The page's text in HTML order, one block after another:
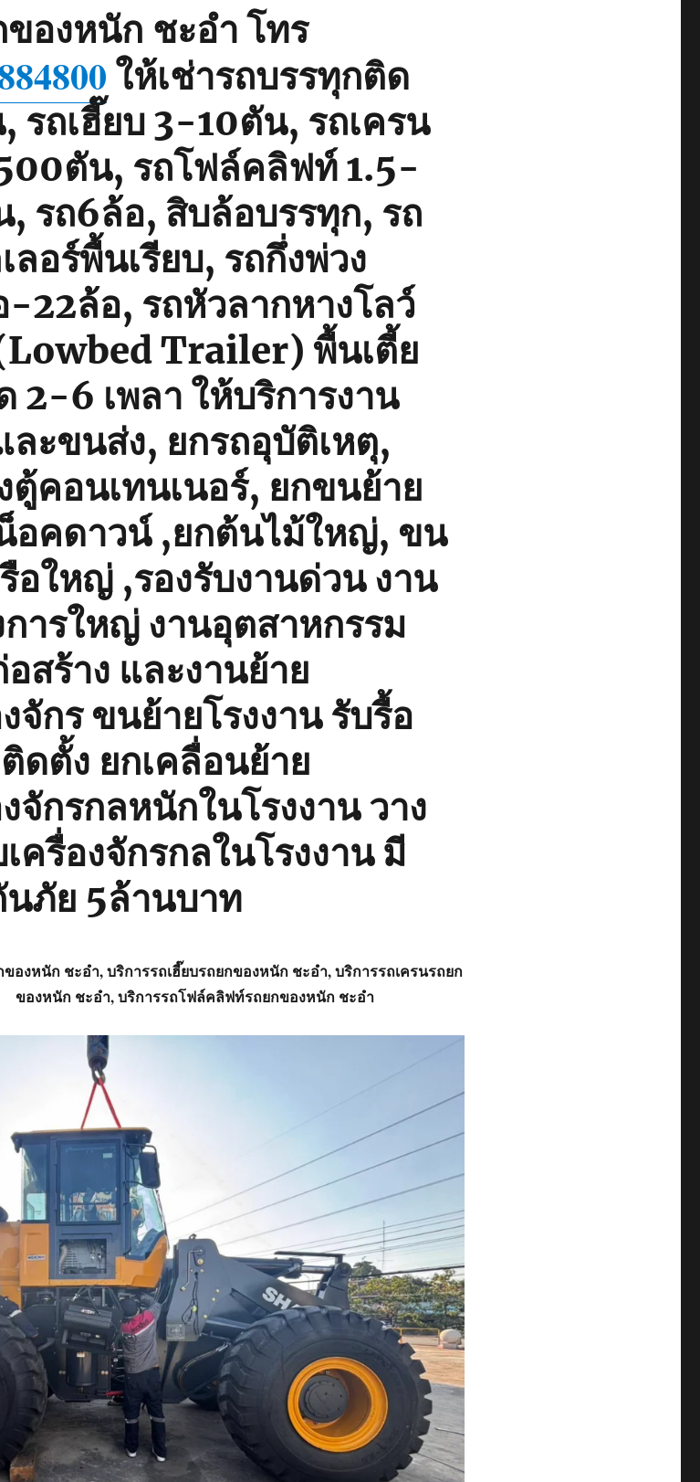
องหนัก ชะอำโทร
ให้เช่ารถบรรทุกติด
, รถเฮี๊ยบ 3-10ตัน, รถเครน
ตัน, รถโฟล์คลิฟท์ 1.5-
, รถ6ล้อ, สิบล้อบรรทุก, รถ
ลอร์พื้นเรียบ, รถกึ่งพ่วง
-22ล้อ, รถหัวลากหางโลว์
Trailer) พื้นเตี้ย
2-6 เพลา ให้บริการงาน
ละขนส่ง, ยกรถอุบัติเหตุ,
ตู้คอนเทนเนอร์, ยกขนย้าย
อคดาวน์ ,ยกต้นไม้ใหญ่, ขน
รือใหญ่ ,รองรับงานด่วน งาน
ารใหญ่ งานอุตสาหกรรม
สร้าง และงานย้าย
จักร ขนย้ายโรงงาน รับรื้อ
ดตั้ง ยกเคลื่อนย้าย
จักรกลหนักในโรงงาน วาง
ครื่องจักรกลในโรงงาน มี
นภัย 5ล้านบาท
องหนัก ชะอำ, บริการรถเฮี๊ยบรถยกของหนัก ชะอำ, บริการรถเครนรถยก
ของหนัก ชะอำ, บริการรถโฟล์คลิฟท์รถยกของหนัก ชะอำ